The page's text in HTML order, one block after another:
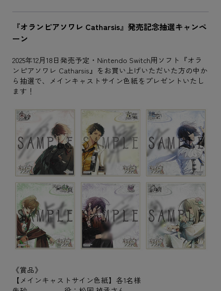
『オランピアソワレ Catharsis』発売記念抽選キャンペ
ーン
2025年12月18日発売予定・Nintendo Switch用ソフト『オラ
ンピアソワレ Catharsis』をお買い上げいただいた方の中か
ら抽選で、メインキャストサイン色紙をプレゼントいたし
ます！
《賞品》
【メインキャストサイン色紙】各1名様